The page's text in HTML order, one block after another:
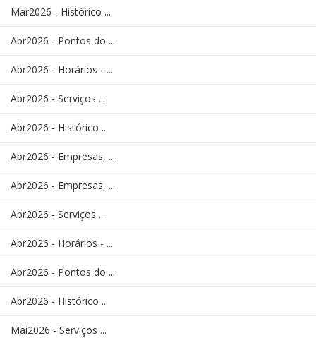
Mar2026 - Histórico ...
Abr2026 - Pontos do ...
Abr2026 - Horários - ...
Abr2026 - Serviços ...
Abr2026 - Histórico ...
Abr2026 - Empresas, ...
Abr2026 - Empresas, ...
Abr2026 - Serviços ...
Abr2026 - Horários - ...
Abr2026 - Pontos do ...
Abr2026 - Histórico ...
Mai2026 - Serviços ...